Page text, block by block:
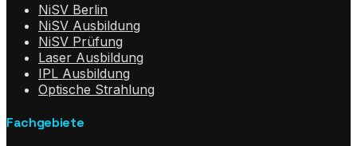
NiSV Berlin
NiSV Ausbildung
NiSV Prüfung
Laser Ausbildung
IPL Ausbildung
Optische Strahlung
Fachgebiete